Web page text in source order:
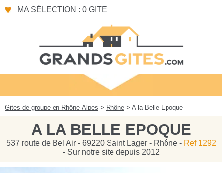
MA SÉLECTION : 0 GITE
Gites de groupe en Rhône-Alpes > Rhône > A la Belle Epoque
A LA BELLE EPOQUE
537 route de Bel Air - 69220 Saint Lager - Rhône - Ref 1292
- Sur notre site depuis 2012
Panneau de gestion des cookies